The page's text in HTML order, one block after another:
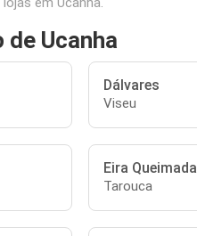
Ucanha
Dálvares
Viseu
Eira Queimada
Tarouca